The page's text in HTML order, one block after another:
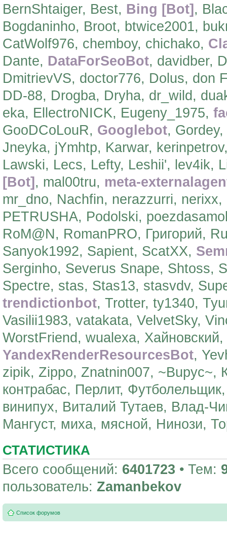
BernShtaiger, Best, Bing [Bot] ,
Bogdaninho, Broot, btwice2001,
CatWolf976, chemboy, chichako,
Dante, DataForSeoBot, davidber,
DmitrievVS, doctor776, Dolus, don
DD-88, Drogba, Dryha, dr_wild,
eka, EllectroNICK, Eugeny_1975,
GooDCoLouR, Googlebot, Gordey,
Jneyka, jYmhtp, Karwar,
Lawski, Lecs, Lefty, Leshii', lev4ik,
[Bot] , mal00tru, meta-
mr_dno, Nachfin, nerazzurri,
PETRUSHA, Podolski,
RoM@N, RomanPRO, Григорий,
Sanyok1992, Sapient, ScatXX,
Serginho, Severus Snape, Shtoss,
Spectre, stas, Stas13, stasvdv,
trendictionbot, Trotter, ty1340,
Vasilii1983, vatakata, VelvetSky,
WorstFriend, wualexa, Хайновский,
YandexRenderResourcesBot,
zipik, Zippo, Znatnin007, ~Bupyc~,
контрабас, Перлит,
винипух, Виталий Тутаев, Влад-
Мангуст, миха, мясной, Нинози,
СТАТИСТИКА
Всего сообщений: 6401723 • Тем:
пользователь: Zamanbekov
Список форумов